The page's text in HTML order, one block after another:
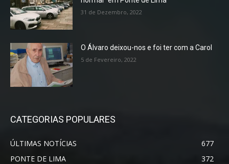
31 de Dezembro, 2022
O Álvaro deixou-nos e foi ter com a Carol
5 de Fevereiro, 2022
CATEGORIAS POPULARES
ÚLTIMAS NOTÍCIAS
677
PONTE DE LIMA
372